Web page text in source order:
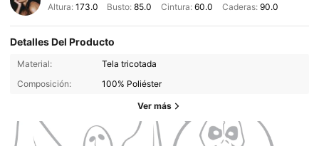
Altura: 173.0 Busto:85.0 Cintura: 60.0 Caderas: 90.0
Detalles Del Producto
Material:
Tela tricotada
Composición:
100% Poliéster
Ver más